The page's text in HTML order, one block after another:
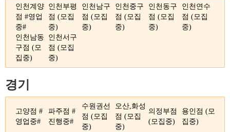
인천계양
점 #영업
중#
인천부평
점 (모집
중)
인천남구
점 (모집
중)
인천중구
점 (모집
중)
인천동구
점 (모집
중)
인천연수
점 (모집
중)
인천남동
구점 (모
집중)
인천서구
점 (모집
중)
경기
고양점 #
영업중#
파주점 #
진행중#
수원권선
점 (모집
중)
오산,화성
점 (모집
중)
의정부점
(모집중)
용인점 (모
집중)